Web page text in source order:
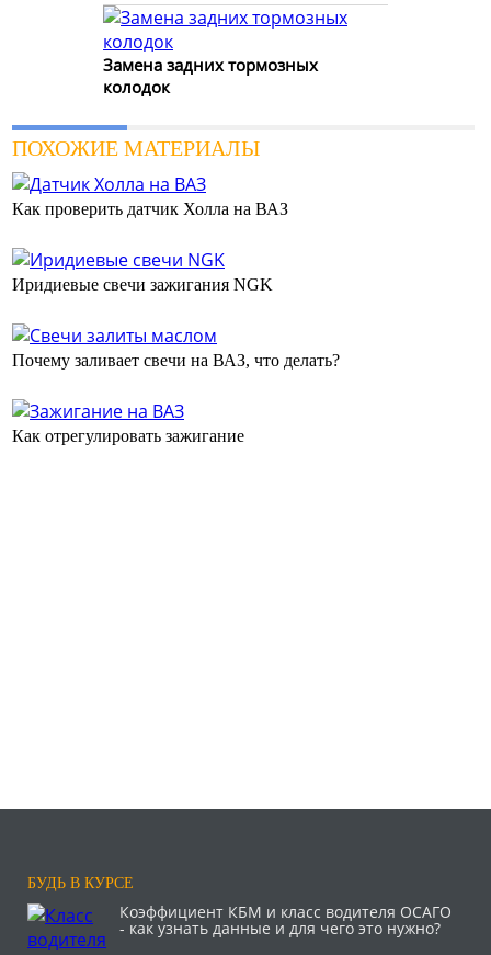
Замена задних тормозных
колодок
ПОХОЖИЕ МАТЕРИАЛЫ
Как проверить датчик Холла на ВАЗ
Иридиевые свечи зажигания NGK
Почему заливает свечи на ВАЗ, что делать?
Как отрегулировать зажигание
БУДЬ В КУРСЕ
Коэффициент КБМ и класс водителя ОСАГО
- как узнать данные и для чего это нужно?